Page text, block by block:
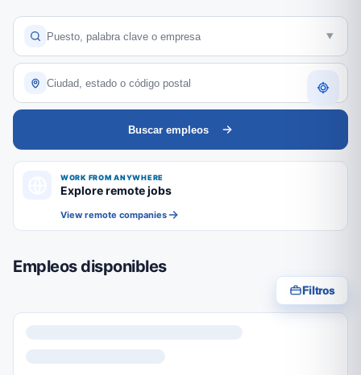
Buscar empleos
WORK FROM ANYWHERE
Explore remote jobs
View remote companies
Empleos disponibles
Filtros